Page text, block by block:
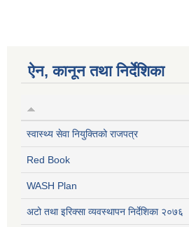
ऐन, कानून तथा निर्देशिका
स्वास्थ्य सेवा नियुक्तिको राजपत्र
Red Book
WASH Plan
अटो तथा इरिक्सा व्यवस्थापन निर्देशिका २०७६